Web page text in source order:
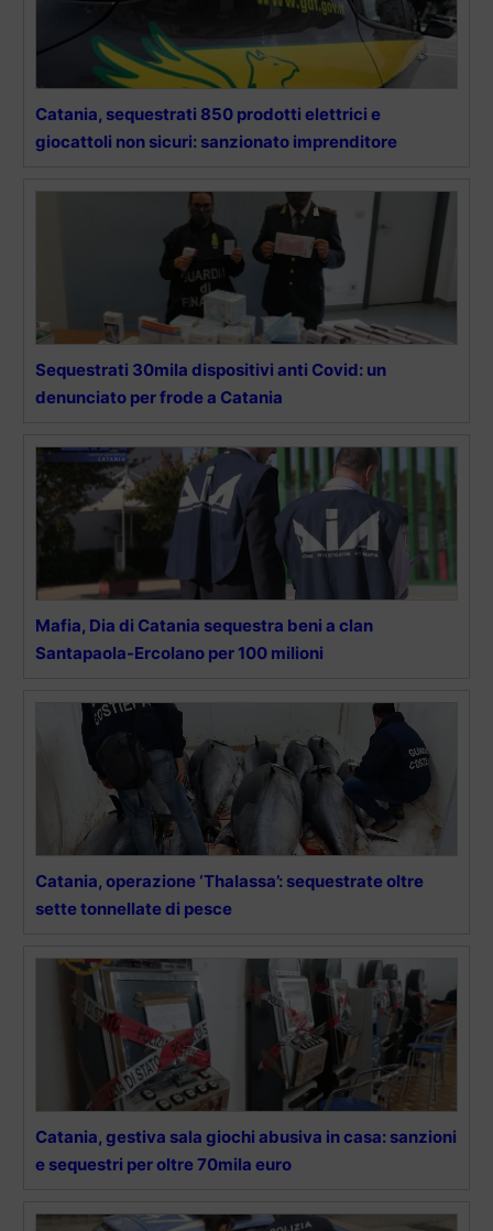
Catania, sequestrati 850 prodotti elettrici e
giocattoli non sicuri: sanzionato imprenditore
Sequestrati 30mila dispositivi anti Covid: un
denunciato per frode a Catania
Mafia, Dia di Catania sequestra beni a clan
Santapaola-Ercolano per 100 milioni
Catania, operazione ‘Thalassa’: sequestrate oltre
sette tonnellate di pesce
Catania, gestiva sala giochi abusiva in casa: sanzioni
e sequestri per oltre 70mila euro